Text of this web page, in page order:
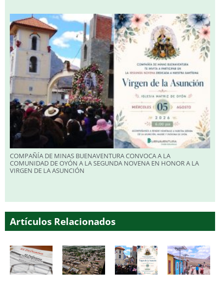
COMPAÑÍA DE MINAS BUENAVENTURA CONVOCA A LA
COMUNIDAD DE OYÓN A LA SEGUNDA NOVENA EN HONOR A LA
VIRGEN DE LA ASUNCIÓN
Artículos Relacionados